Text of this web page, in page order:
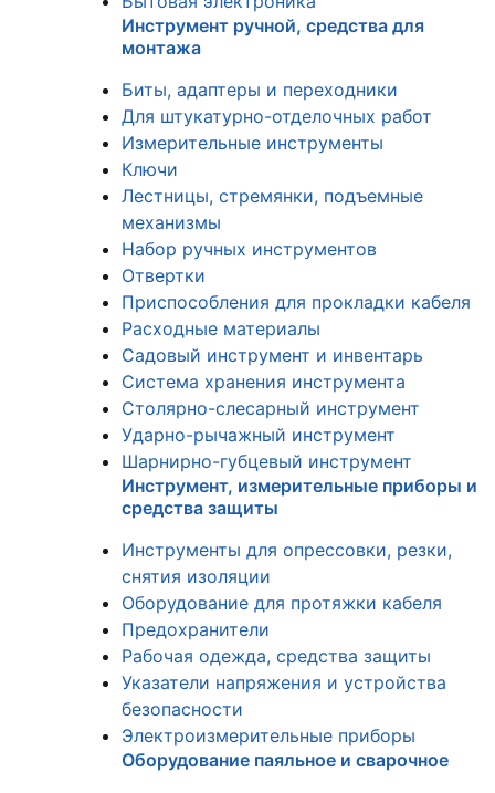
Инструмент ручной, средства для
монтажа
Биты, адаптеры и переходники
Для штукатурно-отделочных работ
Измерительные инструменты
Ключи
Лестницы, стремянки, подъемные
механизмы
Набор ручных инструментов
Отвертки
Приспособления для прокладки кабеля
Расходные материалы
Садовый инструмент и инвентарь
Система хранения инструмента
Столярно-слесарный инструмент
Ударно-рычажный инструмент
Шарнирно-губцевый инструмент
Инструмент, измерительные приборы и
средства защиты
Инструменты для опрессовки, резки,
снятия изоляции
Оборудование для протяжки кабеля
Предохранители
Рабочая одежда, средства защиты
Указатели напряжения и устройства
безопасности
Электроизмерительные приборы
Оборудование паяльное и сварочное